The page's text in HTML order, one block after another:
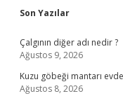
Sidebar
Son Yazılar
Çalgının diğer adı nedir ?
Ağustos 9, 2026
Kuzu göbeği mantarı
Ağustos 8, 2026